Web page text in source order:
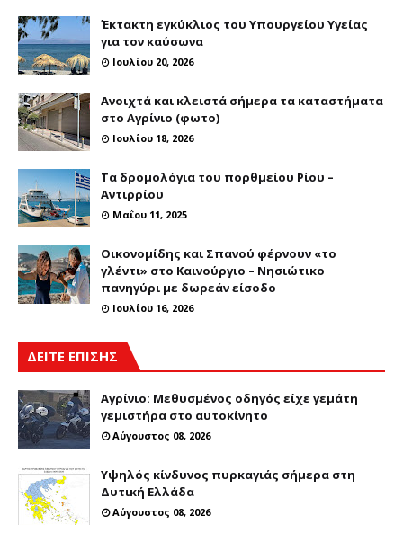
Έκτακτη εγκύκλιος του Υπουργείου Υγείας
για τον καύσωνα
Ιουλίου 20, 2026
Ανοιχτά και κλειστά σήμερα τα καταστήματα
στο Αγρίνιο (φωτο)
Ιουλίου 18, 2026
Τα δρομολόγια του πορθμείου Ρίου –
Αντιρρίου
Μαΐου 11, 2025
Οικονομίδης και Σπανού φέρνουν «το
γλέντι» στο Καινούργιο – Νησιώτικο
πανηγύρι με δωρεάν είσοδο
Ιουλίου 16, 2026
ΔΕΙΤΕ ΕΠΙΣΗΣ
Αγρίνιο: Μεθυσμένος οδηγός είχε γεμάτη
γεμιστήρα στο αυτοκίνητο
Αύγουστος 08, 2026
Υψηλός κίνδυνος πυρκαγιάς σήμερα στη
Δυτική Ελλάδα
Αύγουστος 08, 2026